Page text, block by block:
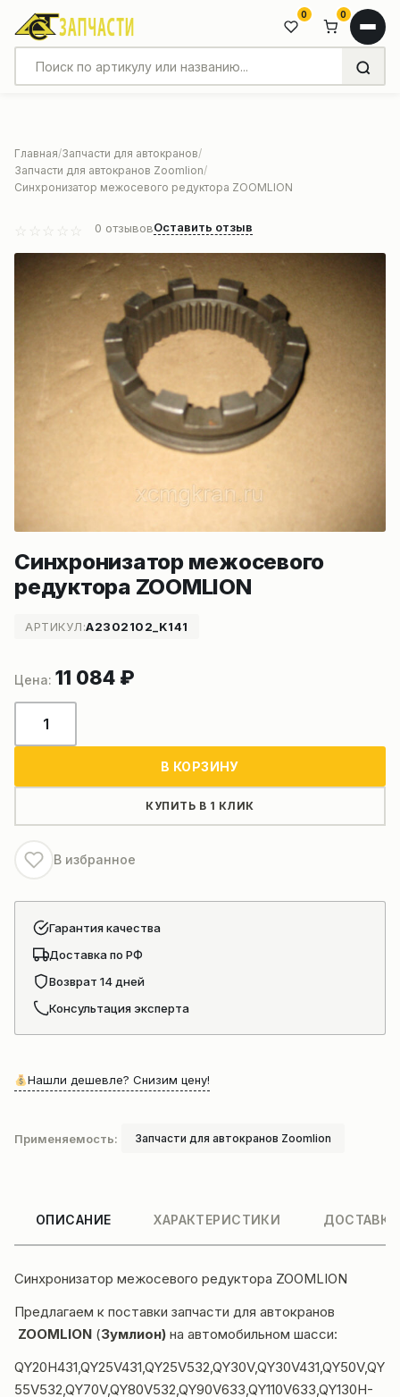
0 0
Главная Запчасти для автокранов
Запчасти для автокранов Zoomlion
Синхронизатор межосевого редуктора ZOOMLION
0 отзывовОставить отзыв
Синхронизатор межосевого
редуктора ZOOMLION
АРТИКУЛ:A2302102_K141
11 084 ₽
товара
ZOOMLION
В КОРЗИНУ
КУПИТЬ В 1 КЛИК
В избранное
Гарантия качества
Доставка по РФ
Возврат 14 дней
Консультация эксперта
Нашли дешевле? Снизим цену!
Применяемость: Запчасти для автокранов Zoomlion
ОПИСАНИЕ ХАРАКТЕРИСТИКИ
Синхронизатор межосевого редуктора ZOOMLION
Предлагаем к поставки запчасти для автокранов
ZOOMLION (Зумлион) на автомобильном шасси:
QY20H431,QY25V431,QY25V532,QY30V,QY30V431,QY50V,QY
55V532,QY70V,QY80V532,QY90V633,QY110V633,QY130H-